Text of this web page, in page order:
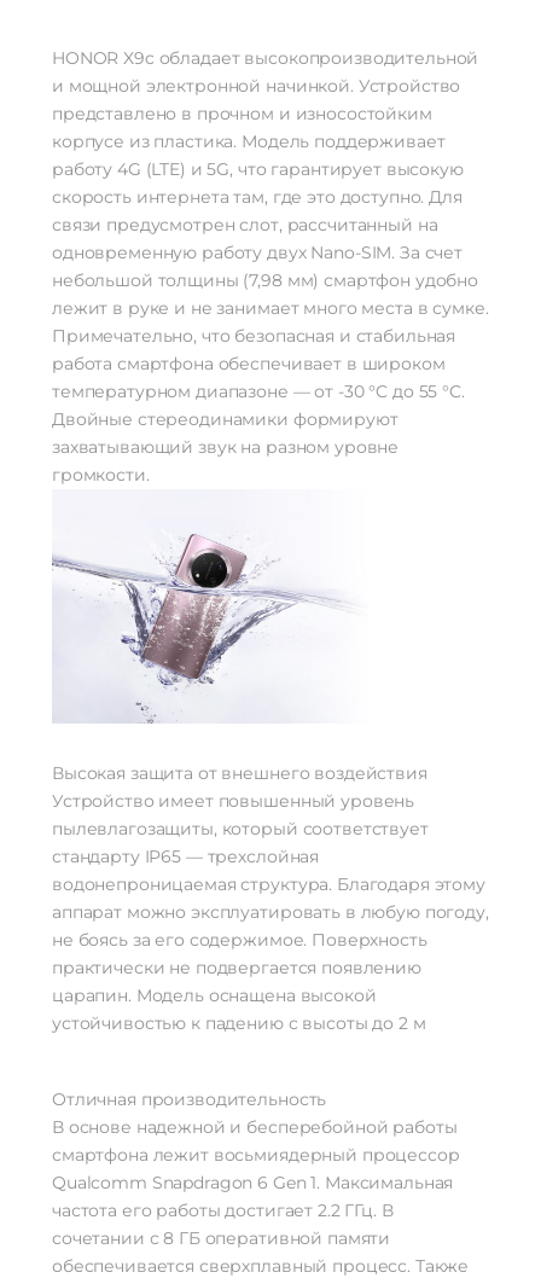
Навигация
A-GPS | BeiDou | GALILEO | GPS |
Дополнительно
Оперативная Память
HONOR X9c обладает высокопроизводительной
и мощной электронной начинкой. Устройство
представлено в прочном и износостойким
корпусе из пластика. Модель поддерживает
работу 4G (LTE) и 5G, что гарантирует высокую
скорость интернета там, где это доступно. Для
связи предусмотрен слот, рассчитанный на
одновременную работу двух Nano-SIM. За счет
небольшой толщины (7,98 мм) смартфон удобно
лежит в руке и не занимает много места в сумке.
Примечательно, что безопасная и стабильная
работа смартфона обеспечивает в широком
температурном диапазоне — от -30 °C до 55 °C.
Двойные стереодинамики формируют
захватывающий звук на разном уровне
громкости.
Высокая защита от внешнего воздействия
Устройство имеет повышенный уровень
пылевлагозащиты, который соответствует
стандарту IP65 — трехслойная
водонепроницаемая структура. Благодаря этому
аппарат можно эксплуатировать в любую погоду,
не боясь за его содержимое. Поверхность
практически не подвергается появлению
царапин. Модель оснащена высокой
устойчивостью к падению с высоты до 2 м
Отличная производительность
В основе надежной и бесперебойной работы
смартфона лежит восьмиядерный процессор
Qualcomm Snapdragon 6 Gen 1. Максимальная
частота его работы достигает 2.2 ГГц. В
сочетании с 8 ГБ оперативной памяти
обеспечивается сверхплавный процесс. Также